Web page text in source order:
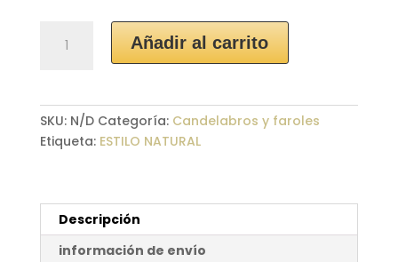
Velas
Miel
cantidad
Añadir al carrito
SKU: N/D Categoría: Candelabros y faroles
Etiqueta: ESTILO NATURAL
Descripción
información de envío